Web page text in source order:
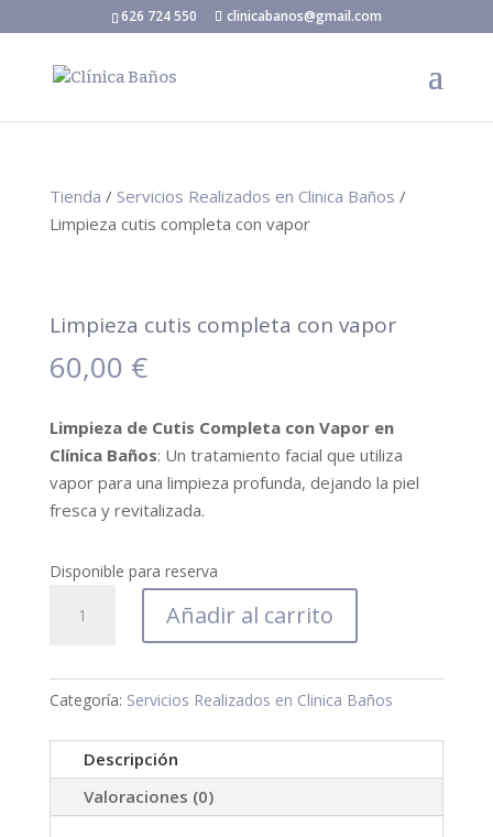
626 724 550 clinicabanos@gmail.com
Tienda / Servicios Realizados en Clinica Baños /
Limpieza cutis completa con vapor
Limpieza cutis completa con vapor
60,00 €
Limpieza de Cutis Completa con Vapor en
Clínica Baños: Un tratamiento facial que utiliza
vapor para una limpieza profunda, dejando la piel
fresca y revitalizada.
Disponible para reserva
cutis
con
vapor
cantidad
Añadir al carrito
Categoría: Servicios Realizados en Clinica Baños
Descripción
Valoraciones (0)